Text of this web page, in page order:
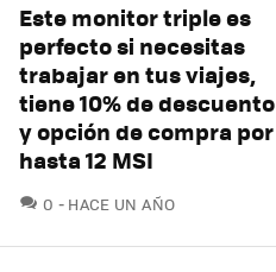
Este monitor triple es
perfecto si necesitas
trabajar en tus viajes,
tiene 10% de descuento
y opción de compra por
hasta 12 MSI
0 COMENTARIOS
HACE UN AÑO